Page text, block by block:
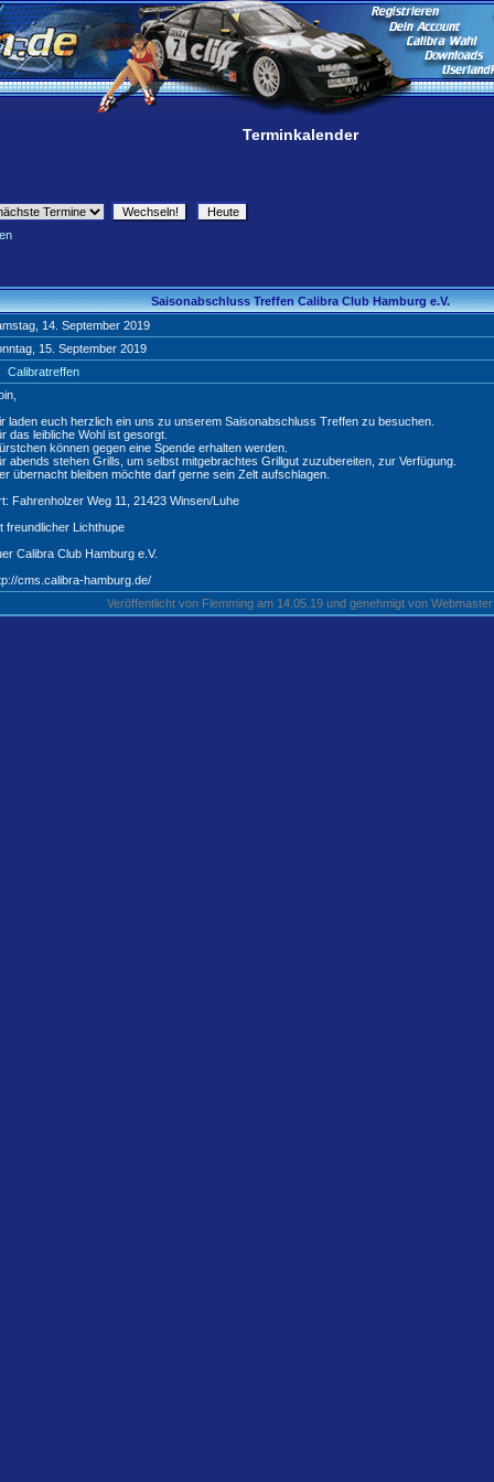
Terminkalender
Saisonabschluss Treffen Calibra Club Hamburg e.V.
14. September 2019
15. September 2019
Calibratreffen
laden euch herzlich ein uns zu unserem Saisonabschluss Treffen zu besuchen.
das leibliche Wohl ist gesorgt.
können gegen eine Spende erhalten werden.
abends stehen Grills, um selbst mitgebrachtes Grillgut zuzubereiten, zur Verfügung.
übernacht bleiben möchte darf gerne sein Zelt aufschlagen.
Fahrenholzer Weg 11, 21423 Winsen/Luhe
freundlicher Lichthupe
Calibra Club Hamburg e.V.
cms.calibra-hamburg.de/
Veröffentlicht von Flemming am 14.05.19 und genehmigt von Webmaster